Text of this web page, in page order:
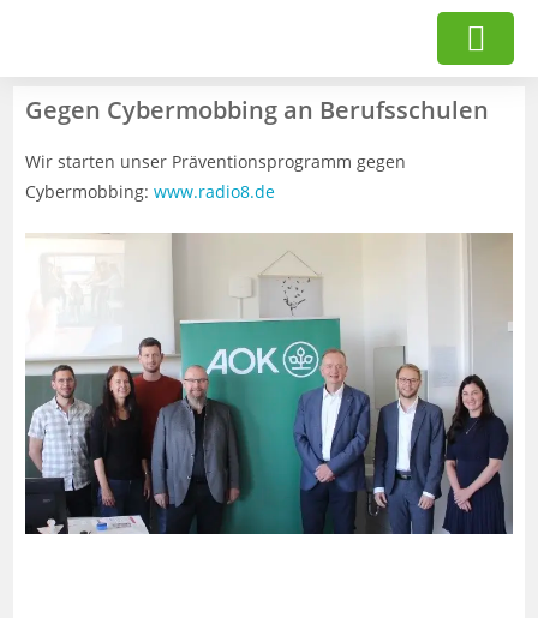
Gegen Cybermobbing an Berufsschulen
Wir starten unser Präventionsprogramm gegen
Cybermobbing:www.radio8.de